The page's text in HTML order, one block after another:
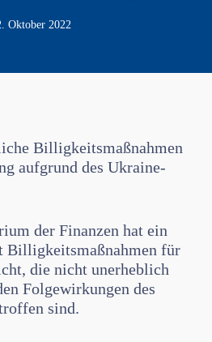
Oktober 2022
Billigkeitsmaßnahmen
aufgrund des Ukraine-
der Finanzen hat ein
Billigkeitsmaßnahmen für
die nicht unerheblich
Folgewirkungen des
sind.